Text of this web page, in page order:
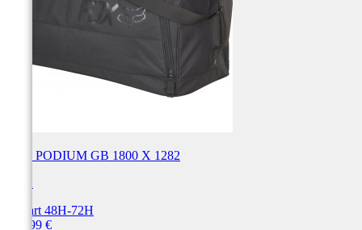
SAC PODIUM GB 1800 X 1282
Départ 48H-72H
189,99 €